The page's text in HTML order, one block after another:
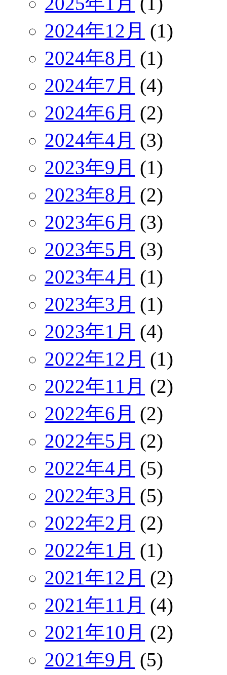
2024年12月 (1)
2024年8月 (1)
2024年7月 (4)
2024年6月 (2)
2024年4月 (3)
2023年9月 (1)
2023年8月 (2)
2023年6月 (3)
2023年5月 (3)
2023年4月 (1)
2023年3月 (1)
2023年1月 (4)
2022年12月 (1)
2022年11月 (2)
2022年6月 (2)
2022年5月 (2)
2022年4月 (5)
2022年3月 (5)
2022年2月 (2)
2022年1月 (1)
2021年12月 (2)
2021年11月 (4)
2021年10月 (2)
2021年9月 (5)